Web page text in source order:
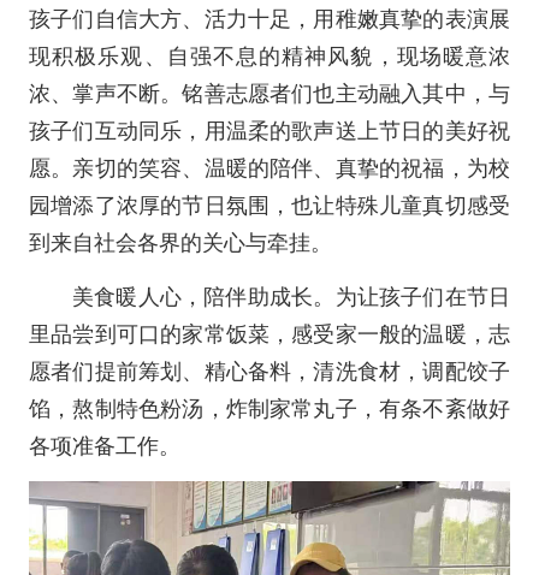
孩子们自信大方、活力十足，用稚嫩真挚的表演展
现积极乐观、自强不息的精神风貌，现场暖意浓
浓、掌声不断。铭善志愿者们也主动融入其中，与
孩子们互动同乐，用温柔的歌声送上节日的美好祝
愿。亲切的笑容、温暖的陪伴、真挚的祝福，为校
园增添了浓厚的节日氛围，也让特殊儿童真切感受
到来自社会各界的关心与牵挂。
美食暖人心，陪伴助成长。为让孩子们在节日
里品尝到可口的家常饭菜，感受家一般的温暖，志
愿者们提前筹划、精心备料，清洗食材，调配饺子
馅，熬制特色粉汤，炸制家常丸子，有条不紊做好
各项准备工作。